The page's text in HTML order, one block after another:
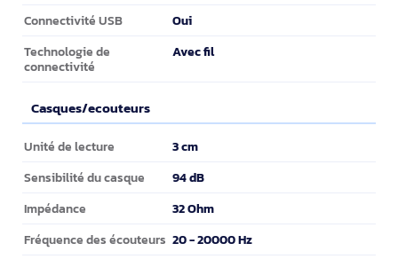
Connectivité USB Oui
Technologie de
connectivité
Avec fil
Casques/ecouteurs
Casques/ecouteurs
Unité de lecture 3 cm
Sensibilité du casque 94 dB
Impédance 32 Ohm
Fréquence des écouteurs 20 - 20000 Hz